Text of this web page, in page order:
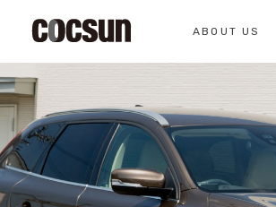
ABOUT US
私たちについて
サービスメニュー
CONTACT
お問い合わせ 0568-